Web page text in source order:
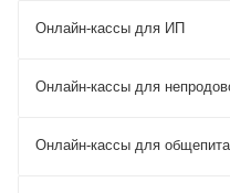
Онлайн-кассы для ИП
Онлайн-кассы для
Онлайн-кассы для общепита